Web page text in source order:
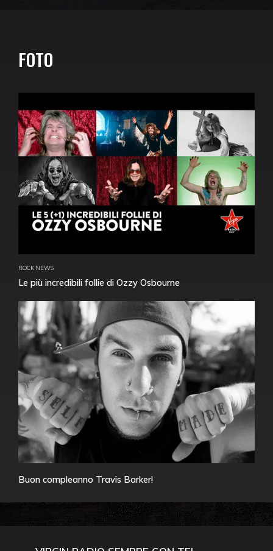
FOTO
ROCK NEWS
Le più incredibili follie di Ozzy Osbourne
Buon compleanno Travis Barker!